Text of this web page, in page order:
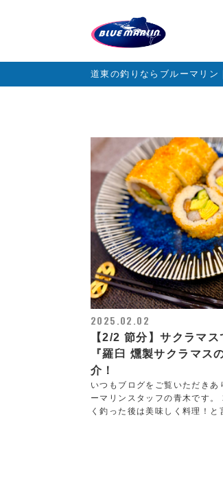
道東の釣りならブルーマリン
2025.02.02
【2/2 節分】サクラマ
『羅臼 燻製サクラマス
介！
いつもブログをご覧いただき
ーマリンスタッフの青木です。
く釣った後は美味しく料理！と